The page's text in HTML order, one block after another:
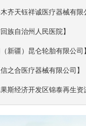
齐天钰祥诚医疗器械有限
族自治州人民医院】
新疆）昆仑轮胎有限公司
之合医疗器械有限公司】
斯经济开发区锦泰再生